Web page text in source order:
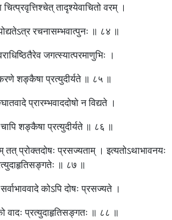
तादृश्येवाचितो वरम् ।
रचनासम्भवात्पुनः ॥ ८४ ॥
जगत्स्यात्परमाणुभिः ।
शङ्कैषा प्रत्युदीर्यते ॥ ८५ ॥
प्रारम्भवाददोषो न विद्यते ।
शङ्कैषा प्रत्युदीर्यते ॥ ८६ ॥
तत् प्रोक्तदोषः प्रसज्यताम् । इत्यतोऽथाभावनयः
॥ ८७ ॥
कोऽपि दोषः प्रसज्यते ।
वादः प्रत्युदाहृतिसङ्गतः ॥ ८८ ॥